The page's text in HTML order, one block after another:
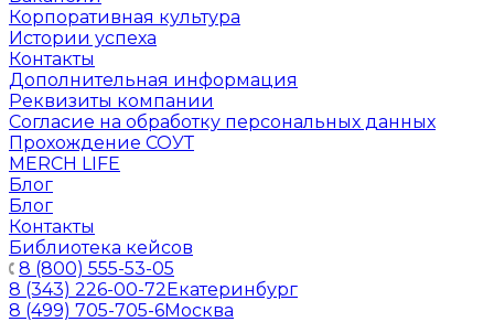
Корпоративная культура
Истории успеха
Контакты
Дополнительная информация
Реквизиты компании
Согласие на обработку персональных данных
Прохождение СОУТ
MERCH LIFE
Блог
Блог
Контакты
Библиотека кейсов
8 (800) 555-53-05
8 (343) 226-00-72Екатеринбург
8 (499) 705-705-6Москва